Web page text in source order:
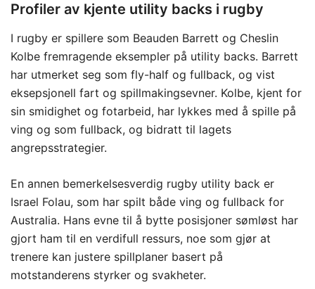
Profiler av kjente utility backs i rugby
I rugby er spillere som Beauden Barrett og Cheslin
Kolbe fremragende eksempler på utility backs. Barrett
har utmerket seg som fly-half og fullback, og vist
eksepsjonell fart og spillmakingsevner. Kolbe, kjent for
sin smidighet og fotarbeid, har lykkes med å spille på
ving og som fullback, og bidratt til lagets
angrepsstrategier.
En annen bemerkelsesverdig rugby utility back er
Israel Folau, som har spilt både ving og fullback for
Australia. Hans evne til å bytte posisjoner sømløst har
gjort ham til en verdifull ressurs, noe som gjør at
trenere kan justere spillplaner basert på
motstanderens styrker og svakheter.